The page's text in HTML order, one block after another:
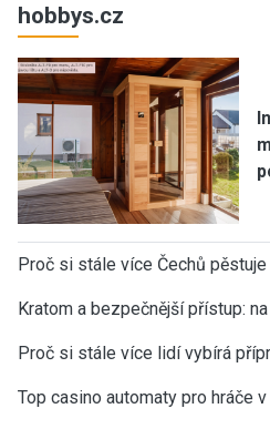
hobbys.cz
Proč si stále více Čechů
Kratom a bezpečnější přístup:
Proč si stále více lidí vybírá
Top casino automaty pro hráče v